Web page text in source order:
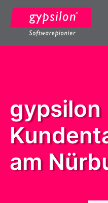
Alle Neuigkeiten
gypsilon
am